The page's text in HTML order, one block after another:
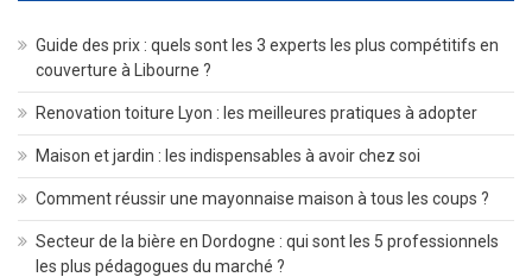
Guide des prix : quels sont les 3 experts les plus compétitifs en
couverture à Libourne ?
Renovation toiture Lyon : les meilleures pratiques à adopter
Maison et jardin : les indispensables à avoir chez soi
Comment réussir une mayonnaise maison à tous les coups ?
Secteur de la bière en Dordogne : qui sont les 5 professionnels
les plus pédagogues du marché ?